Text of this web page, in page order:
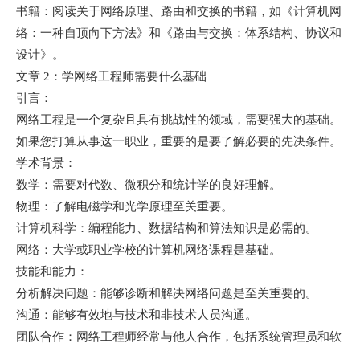
书籍：阅读关于网络原理、路由和交换的书籍，如《计算机网
络：一种自顶向下方法》和《路由与交换：体系结构、协议和
设计》。
文章 2：学网络工程师需要什么基础
引言：
网络工程是一个复杂且具有挑战性的领域，需要强大的基础。
如果您打算从事这一职业，重要的是要了解必要的先决条件。
学术背景：
数学：需要对代数、微积分和统计学的良好理解。
物理：了解电磁学和光学原理至关重要。
计算机科学：编程能力、数据结构和算法知识是必需的。
网络：大学或职业学校的计算机网络课程是基础。
技能和能力：
分析解决问题：能够诊断和解决网络问题是至关重要的。
沟通：能够有效地与技术和非技术人员沟通。
团队合作：网络工程师经常与他人合作，包括系统管理员和软